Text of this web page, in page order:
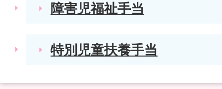
障害児福祉手当
特別児童扶養手当